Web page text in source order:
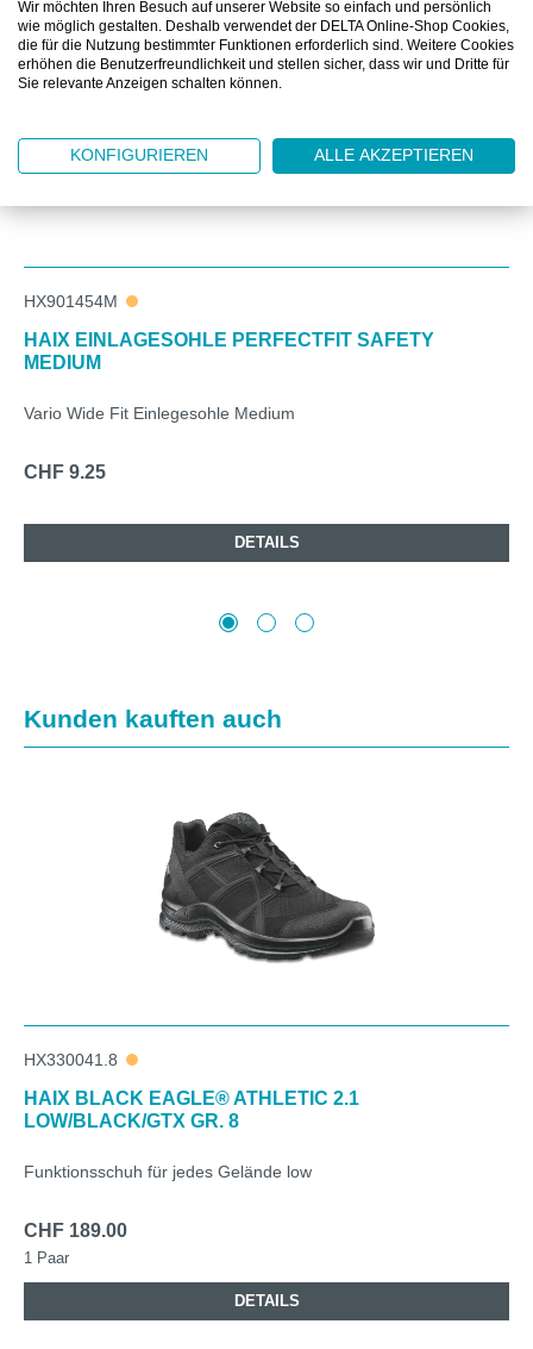
HX901454M
HAIX EINLAGESOHLE PERFECTFIT SAFETY
MEDIUM
Vario Wide Fit Einlegesohle Medium
CHF 9.25
DETAILS
Produktgalerie überspringen
Kunden kauften auch
HX330041.8
HAIX BLACK EAGLE® ATHLETIC 2.1
LOW/BLACK/GTX GR. 8
Funktionsschuh für jedes Gelände low
CHF 189.00
1 Paar
DETAILS
Wir möchten Ihren Besuch auf unserer Website so einfach und persönlich
wie möglich gestalten. Deshalb verwendet der DELTA Online-Shop Cookies,
die für die Nutzung bestimmter Funktionen erforderlich sind. Weitere Cookies
erhöhen die Benutzerfreundlichkeit und stellen sicher, dass wir und Dritte für
Sie relevante Anzeigen schalten können.
KONFIGURIEREN ALLE AKZEPTIEREN